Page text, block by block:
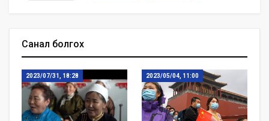
Санал болгох
2023/07/31, 18:28 2023/05/04, 11:00